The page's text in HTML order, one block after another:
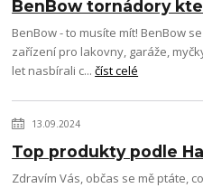
BenBow tornádory
BenBow - to musíte mít! BenBow
zařízení pro lakovny, garáže,
let nasbírali c...číst celé
13.09.2024
Top produkty podle
Zdravím Vás, občas se mě ptáte,